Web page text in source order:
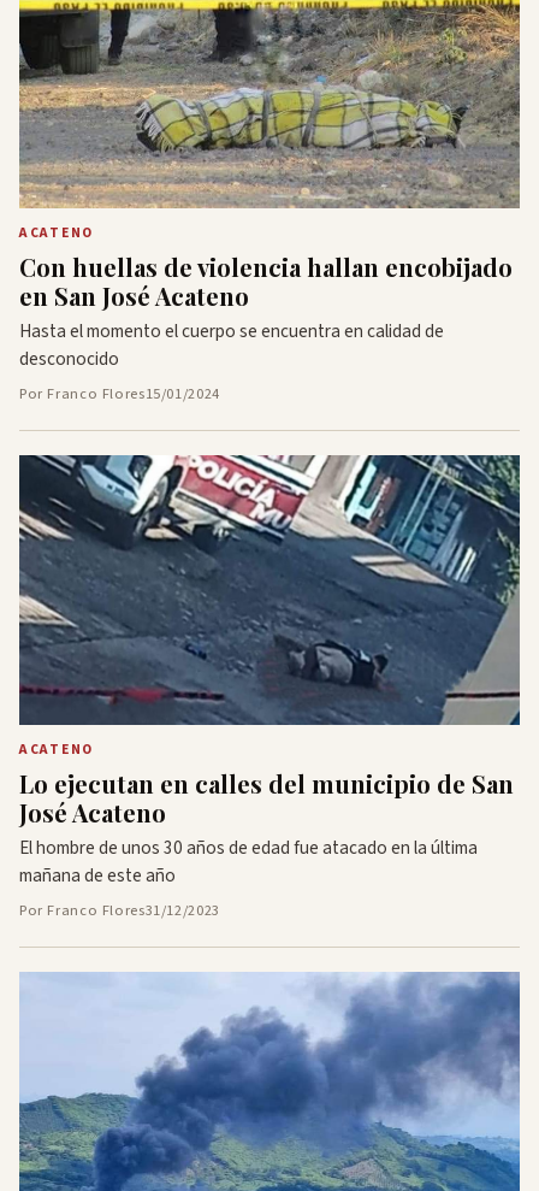
ACATENO
Con huellas de violencia hallan encobijado
en San José Acateno
Hasta el momento el cuerpo se encuentra en calidad de
desconocido
Por Franco Flores15/01/2024
ACATENO
Lo ejecutan en calles del municipio de San
José Acateno
El hombre de unos 30 años de edad fue atacado en la última
mañana de este año
Por Franco Flores31/12/2023